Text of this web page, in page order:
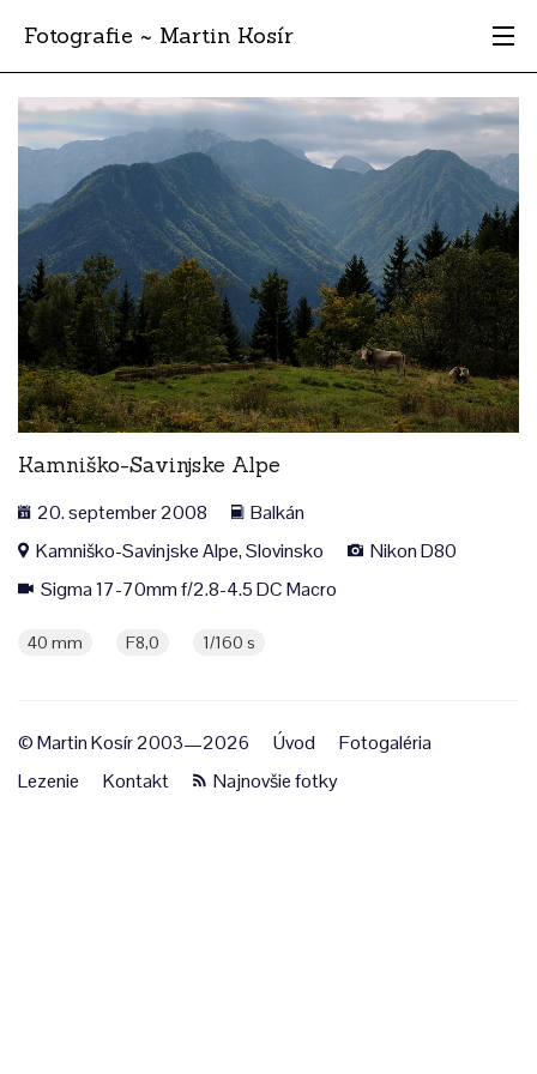
Fotografie ~ Martin Kosír
Moje obľúbené
Miesta
Archív
Vyhľadávanie
Kamniško-Savinjske Alpe
20. september 2008
Balkán
Kamniško-Savinjske Alpe, Slovinsko
Nikon D80
Sigma 17-70mm f/2.8-4.5 DC Macro
40 mm F8,0 1/160 s
© Martin Kosír 2003—2026 Úvod
Fotogaléria
Lezenie
Kontakt Najnovšie fotky